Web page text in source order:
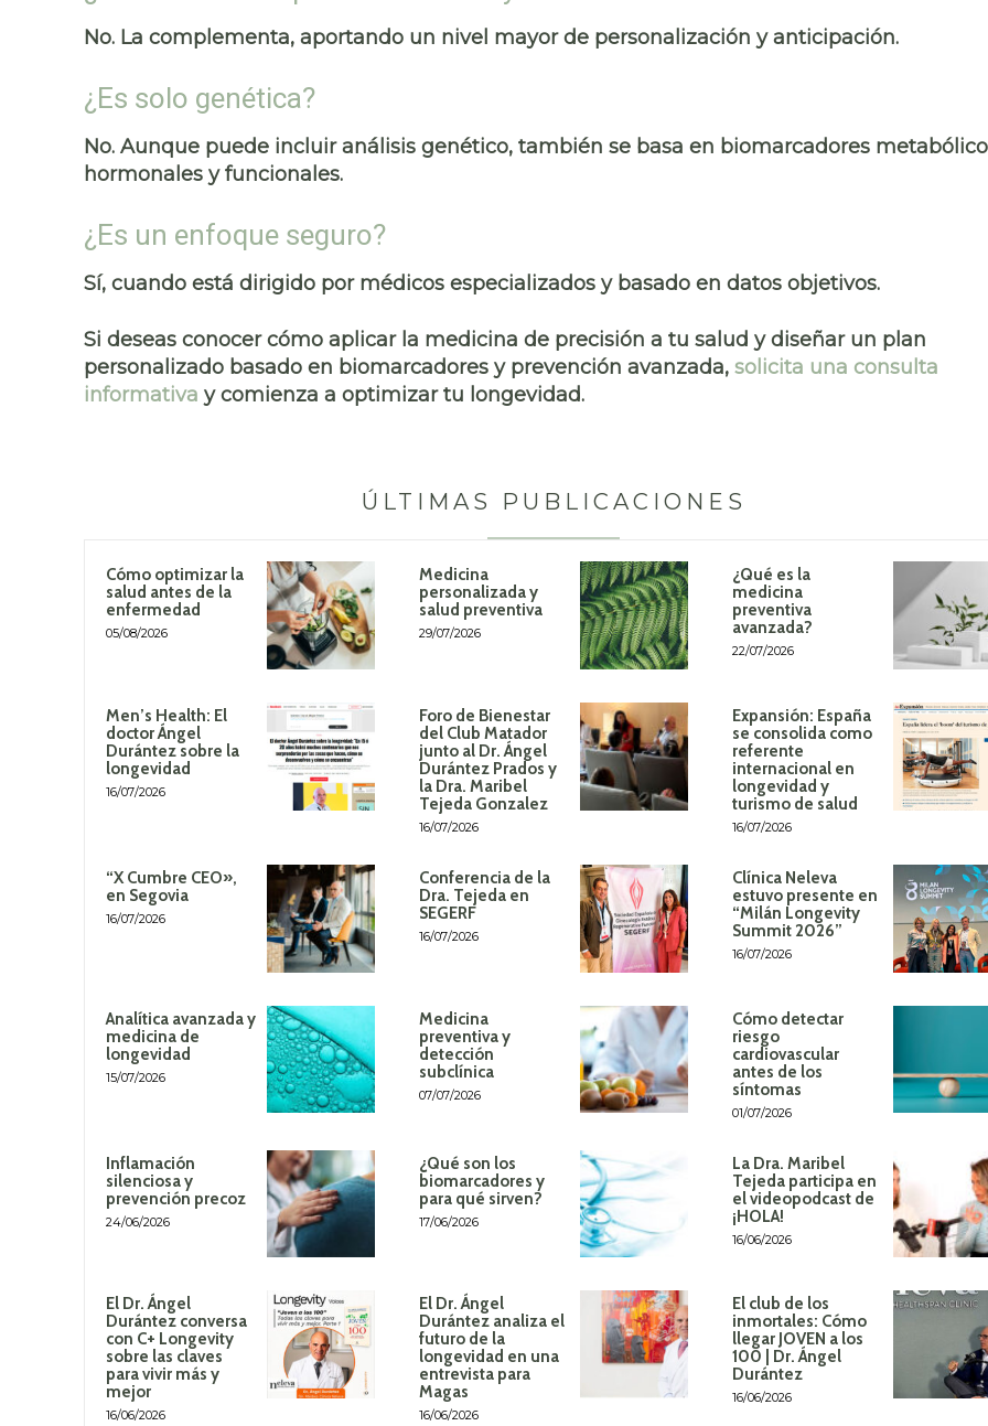
No. La complementa, aportando un nivel mayor de personalización y anticipación.
¿Es solo genética?
No. Aunque puede incluir análisis genético, también se basa en biomarcadores
hormonales y funcionales.
¿Es un enfoque seguro?
Sí, cuando está dirigido por médicos especializados y basado en datos objetivos.
Si deseas conocer cómo aplicar la medicina de precisión a tu salud y diseñar un plan
personalizado basado en biomarcadores y prevención avanzada, solicita una consulta
informativa y comienza a optimizar tu longevidad.
ÚLTIMAS PUBLICACIONES
Cómo optimizar la
salud antes de la
enfermedad
05/08/2026
Medicina
personalizada y
salud preventiva
29/07/2026
¿Qué es la
medicina
preventiva
avanzada?
22/07/2026
Men’s Health: El
doctor Ángel
Durántez sobre la
longevidad
16/07/2026
Foro de Bienestar
del Club Matador
junto al Dr. Ángel
Durántez Prados y
la Dra. Maribel
Tejeda Gonzalez
16/07/2026
Expansión: España
se consolida como
referente
internacional en
longevidad y
turismo de salud
16/07/2026
“X Cumbre CEO»,
en Segovia
16/07/2026
Conferencia de la
Dra. Tejeda en
SEGERF
16/07/2026
Clínica Neleva
estuvo presente en
“Milán Longevity
Summit 2026”
16/07/2026
Analítica avanzada y
medicina de
longevidad
15/07/2026
Medicina
preventiva y
detección
subclínica
07/07/2026
Cómo detectar
riesgo
cardiovascular
antes de los
síntomas
01/07/2026
Inflamación
silenciosa y
prevención precoz
24/06/2026
¿Qué son los
biomarcadores y
para qué sirven?
17/06/2026
La Dra. Maribel
Tejeda participa en
el videopodcast de
¡HOLA!
16/06/2026
El Dr. Ángel
Durántez conversa
con C+ Longevity
sobre las claves
para vivir más y
mejor
16/06/2026
El Dr. Ángel
Durántez analiza el
futuro de la
longevidad en una
entrevista para
Magas
16/06/2026
El club de los
inmortales: Cómo
llegar JOVEN a los
100 | Dr. Ángel
Durántez
16/06/2026